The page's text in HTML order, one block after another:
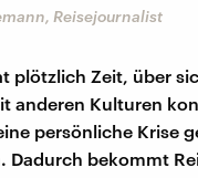
Reisejournalist
plötzlich Zeit, über
anderen Kulturen
persönliche Krise
Dadurch bekommt